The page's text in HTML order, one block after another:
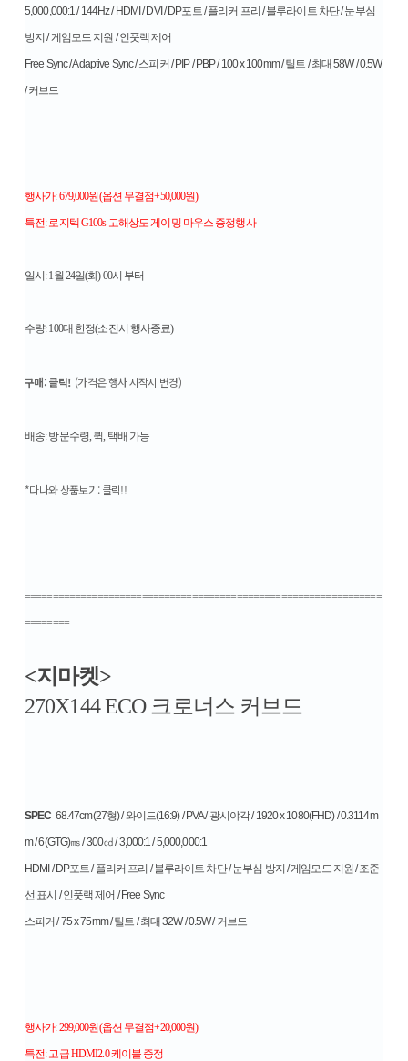
5,000,000:1 / 144Hz / HDMI / DVI / DP포트 / 플리커 프리 / 블루라이트 차단 / 눈부심
방지 / 게임모드 지원 / 인풋랙 제어
Free Sync / Adaptive Sync / 스피커 / PIP / PBP / 100 x 100mm / 틸트 / 최대 58W / 0.5W
/ 커브드
행사가: 679,000원(옵션 무결점+50,000원)
특전: 로지텍 G100s 고해상도 게이밍 마우스 증정행사
일시: 1월 24일(화) 00시 부터
수량: 100대 한정(소진시 행사종료)
구매: 클릭! (가격은 행사 시작시 변경)
배송: 방문수령, 퀵, 택배 가능
*다나와 상품보기: 클릭!!
================================================================
========
<지마켓>
270X144 ECO 크로너스 커브드
SPEC 68.47cm(27형) / 와이드(16:9) / PVA / 광시야각 / 1920 x 1080(FHD) / 0.3114m
m / 6(GTG)㎳ / 300㏅ / 3,000:1 / 5,000,000:1
HDMI / DP포트 / 플리커 프리 / 블루라이트 차단 / 눈부심 방지 / 게임모드 지원 / 조준
선 표시 / 인풋랙 제어 / Free Sync
스피커 / 75 x 75mm / 틸트 / 최대 32W / 0.5W / 커브드
행사가: 299,000원(옵션 무결점+20,000원)
특전: 고급 HDMI2.0 케이블 증정